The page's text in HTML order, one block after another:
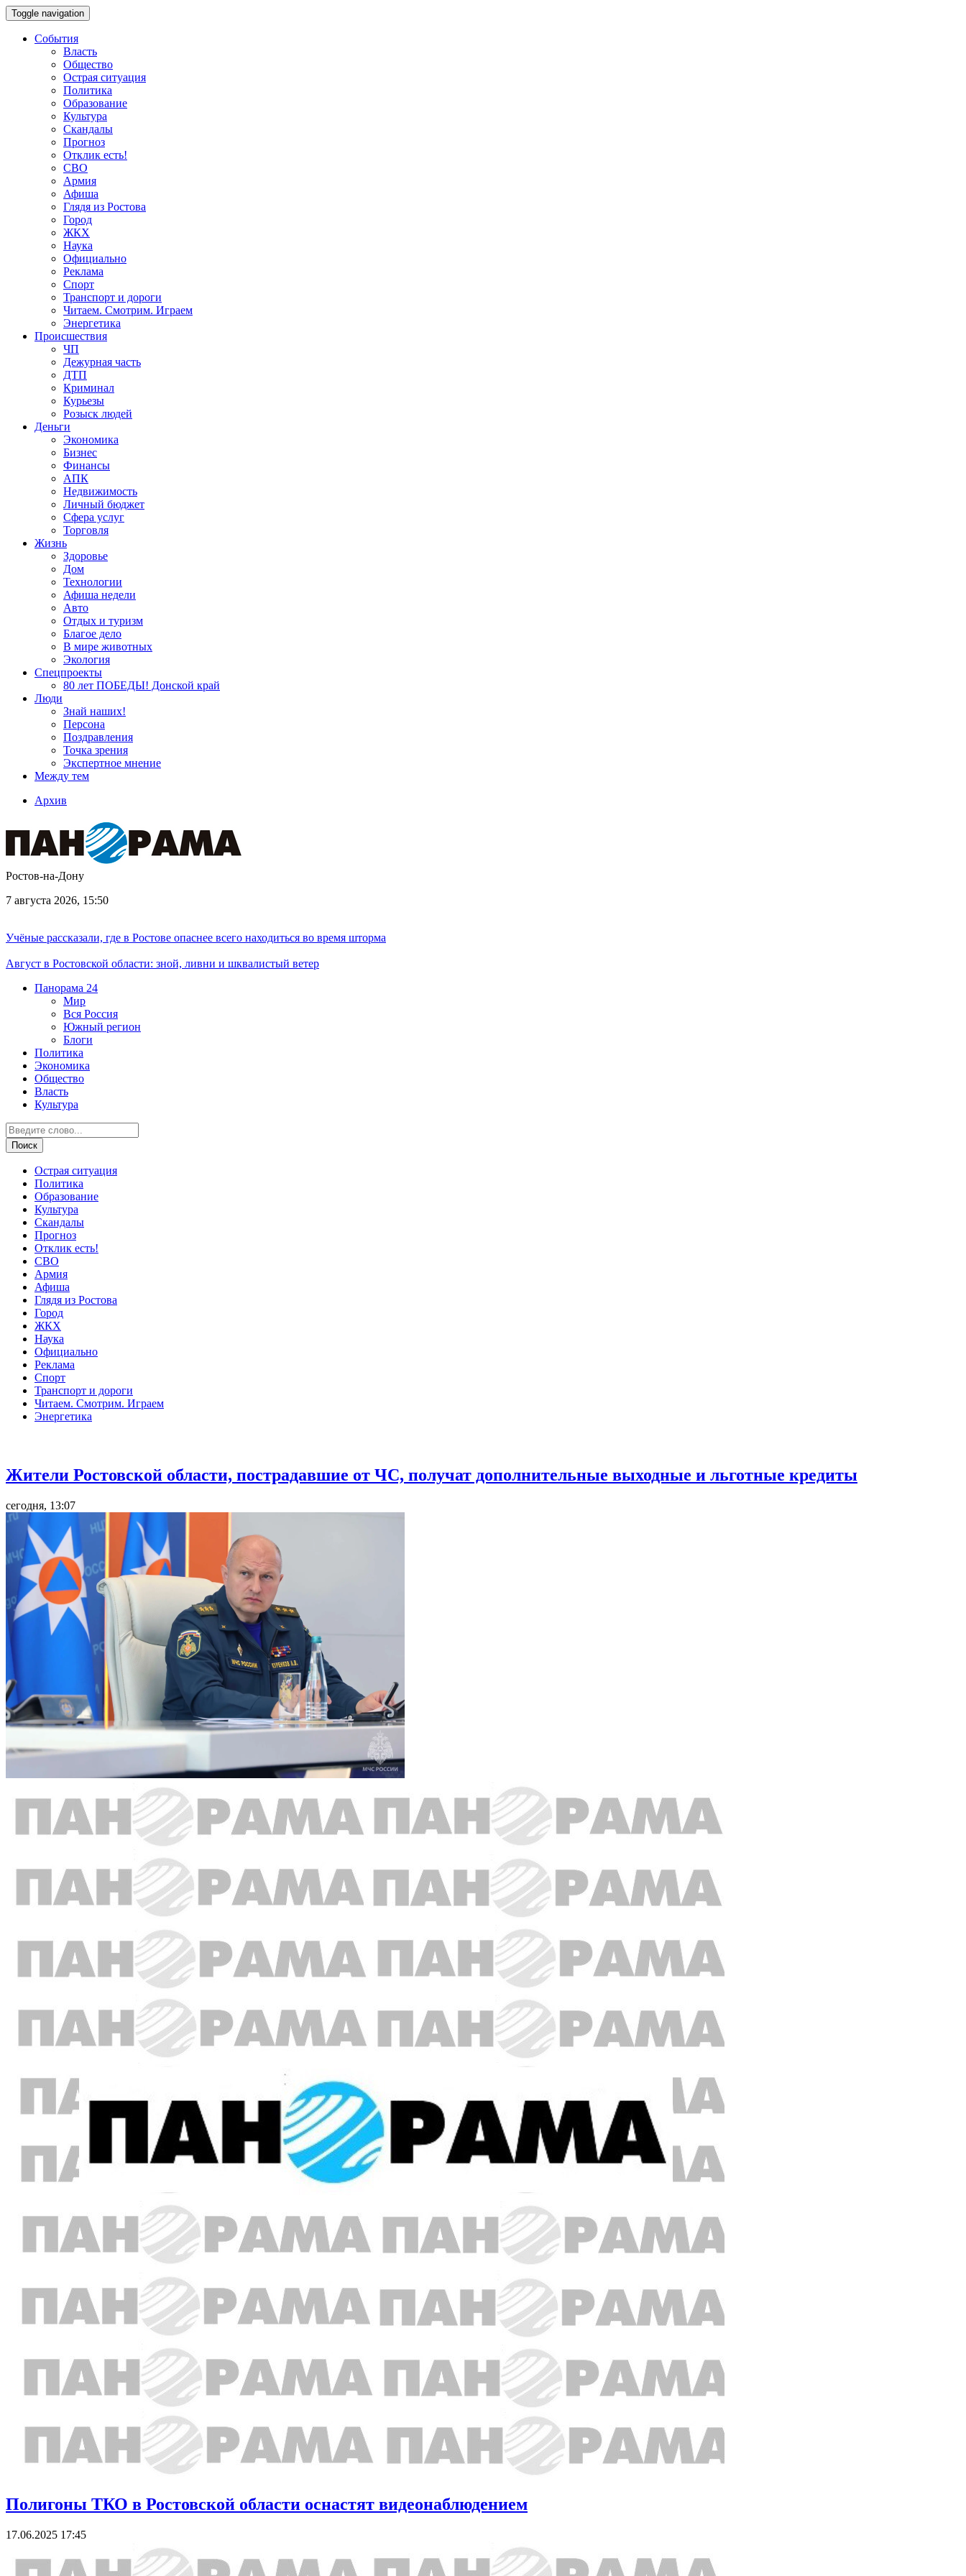
Toggle navigation
События
Власть
Общество
Острая ситуация
Политика
Образование
Культура
Скандалы
Прогноз
Отклик есть!
СВО
Армия
Афиша
Глядя из Ростова
Город
ЖКХ
Наука
Официально
Реклама
Спорт
Транспорт и дороги
Читаем. Смотрим. Играем
Энергетика
Происшествия
ЧП
Дежурная часть
ДТП
Криминал
Курьезы
Розыск людей
Деньги
Экономика
Бизнес
Финансы
АПК
Недвижимость
Личный бюджет
Сфера услуг
Торговля
Жизнь
Здоровье
Дом
Технологии
Афиша недели
Авто
Отдых и туризм
Благое дело
В мире животных
Экология
Спецпроекты
80 лет ПОБЕДЫ! Донской край
Люди
Знай наших!
Персона
Поздравления
Точка зрения
Экспертное мнение
Между тем
Архив
Ростов-на-Дону
7 августа 2026, 15:50
Учёные рассказали, где в Ростове опаснее всего находиться во время шторма
Август в Ростовской области: зной, ливни и шквалистый ветер
Панорама 24
Мир
Вся Россия
Южный регион
Блоги
Политика
Экономика
Общество
Власть
Культура
Острая ситуация
Политика
Образование
Культура
Скандалы
Прогноз
Отклик есть!
СВО
Армия
Афиша
Глядя из Ростова
Город
ЖКХ
Наука
Официально
Реклама
Спорт
Транспорт и дороги
Читаем. Смотрим. Играем
Энергетика
Жители Ростовской области, пострадавшие от ЧС, получат дополнительные выходные и льготные кредиты
сегодня, 13:07
Полигоны ТКО в Ростовской области оснастят видеонаблюдением
17.06.2025 17:45